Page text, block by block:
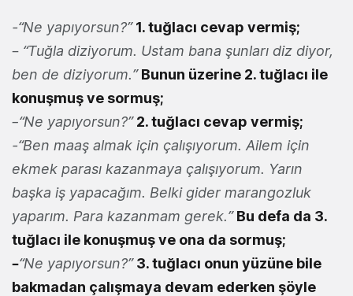
-“Ne yapıyorsun?” 1. tuğlacı cevap vermiş;
– “Tuğla diziyorum. Ustam bana şunları diz diyor,
ben de diziyorum.” Bunun üzerine 2. tuğlacı ile
konuşmuş ve sormuş;
–“Ne yapıyorsun?”2. tuğlacı cevap vermiş;
-“Ben maaş almak için çalışıyorum. Ailem için
ekmek parası kazanmaya çalışıyorum. Yarın
başka iş yapacağım. Belki gider marangozluk
yaparım. Para kazanmam gerek.”Bu defa da 3.
tuğlacı ile konuşmuş ve ona da sormuş;
–“Ne yapıyorsun?”3. tuğlacı onun yüzüne bile
bakmadan çalışmaya devam ederken şöyle